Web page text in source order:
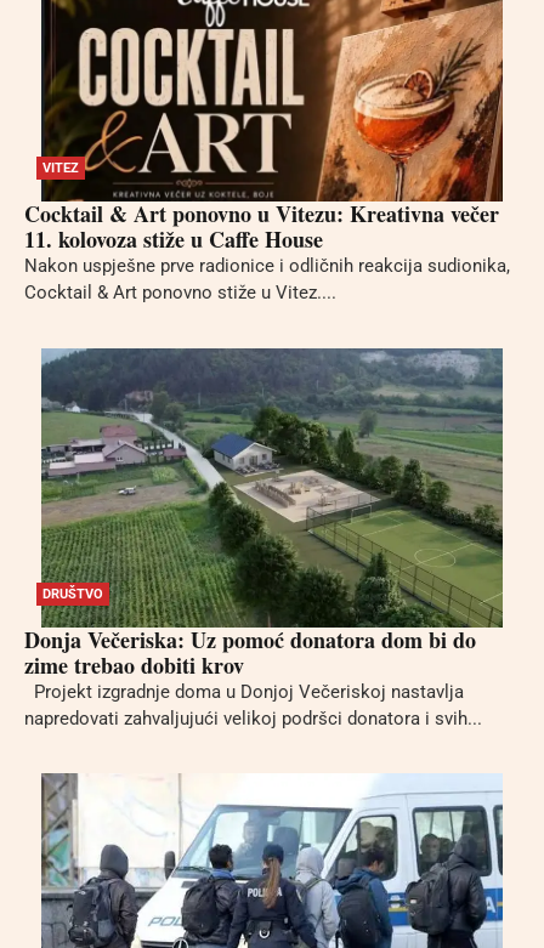
VITEZ
Cocktail & Art ponovno u Vitezu: Kreativna večer
11. kolovoza stiže u Caffe House
Nakon uspješne prve radionice i odličnih reakcija sudionika,
Cocktail & Art ponovno stiže u Vitez....
DRUŠTVO
Donja Večeriska: Uz pomoć donatora dom bi do
zime trebao dobiti krov
Projekt izgradnje doma u Donjoj Večeriskoj nastavlja
napredovati zahvaljujući velikoj podršci donatora i svih...